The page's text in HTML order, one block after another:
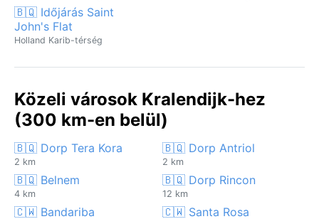
🇧🇶 Időjárás Saint
John's Flat
Holland Karib-térség
Közeli városok Kralendijk-hez
(300 km-en belül)
🇧🇶 Dorp Tera Kora
2 km
🇧🇶 Dorp Antriol
2 km
🇧🇶 Belnem
4 km
🇧🇶 Dorp Rincon
12 km
🇨🇼 Bandariba 🇨🇼 Santa Rosa